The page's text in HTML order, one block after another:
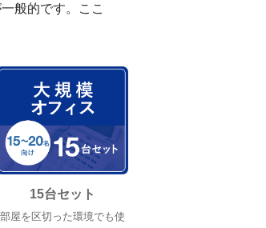
般的です。ここ
15台セット
部屋を区切った環境でも使